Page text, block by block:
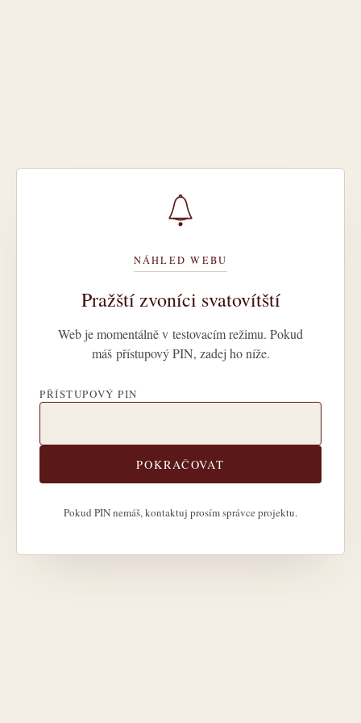
NÁHLED WEBU
Pražští zvoníci svatovítští
Web je momentálně v testovacím režimu. Pokud
máš přístupový PIN, zadej ho níže.
PŘÍSTUPOVÝ PIN
POKRAČOVAT
Pokud PIN nemáš, kontaktuj prosím správce projektu.